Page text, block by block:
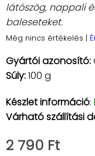
látószög, nappali
baleseteket.
Még nincs értékelés |
Gyártói azonosító:
Súly:100 g
Készlet információ:
Várható szállítási
2 790 Ft